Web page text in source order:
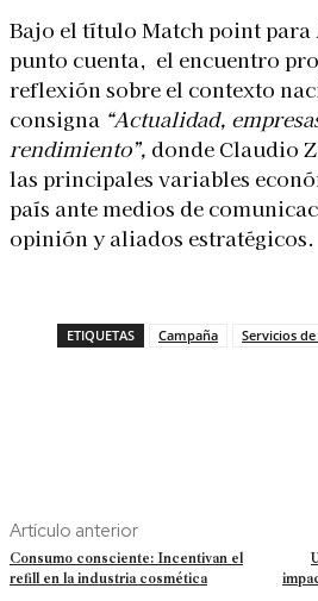
Bajo el título Match point
punto cuenta, el encuentro
reflexión sobre el contexto
consigna “Actualidad,
rendimiento”, donde Claudio
las principales variables
país ante medios de
opinión y aliados estratégicos.
ETIQUETAS Campaña Servicios de
Artículo anterior
Consumo consciente: Incentivan el
refill en la industria cosmética